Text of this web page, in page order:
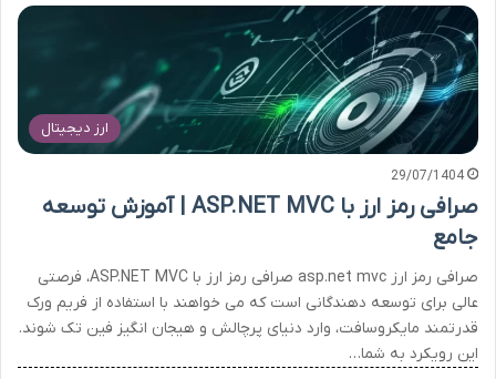
ارز دیجیتال
29/07/1404
صرافی رمز ارز با ASP.NET MVC | آموزش توسعه
جامع
صرافی رمز ارز asp.net mvc صرافی رمز ارز با ASP.NET MVC، فرصتی
عالی برای توسعه دهندگانی است که می خواهند با استفاده از فریم ورک
قدرتمند مایکروسافت، وارد دنیای پرچالش و هیجان انگیز فین تک شوند.
این رویکرد به شما…